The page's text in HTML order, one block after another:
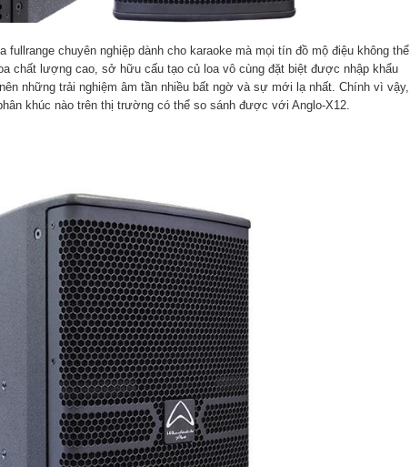
fullrange chuyên nghiệp dành cho karaoke mà mọi tín đồ mộ điệu không thể
chất lượng cao, sở hữu cấu tạo củ loa vô cùng đặt biệt được nhập khẩu
những trải nghiệm âm tần nhiều bất ngờ và sự mới lạ nhất. Chính vì vậy,
khúc nào trên thị trường có thể so sánh được với Anglo-X12.